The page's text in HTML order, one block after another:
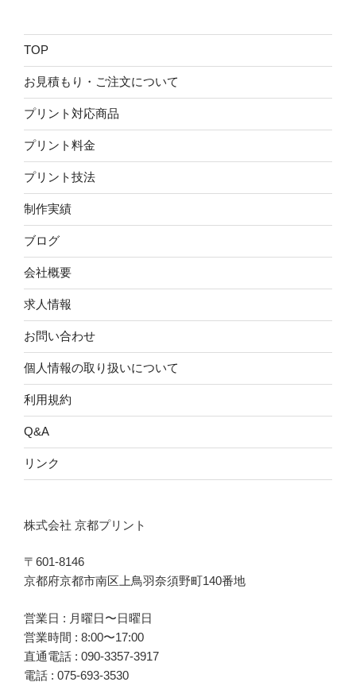
TOP
お見積もり・ご注文について
プリント対応商品
プリント料金
プリント技法
制作実績
ブログ
会社概要
求人情報
お問い合わせ
個人情報の取り扱いについて
利用規約
Q&A
リンク
株式会社 京都プリント
〒601-8146
京都府京都市南区上鳥羽奈須野町140番地
営業日 : 月曜日〜日曜日
営業時間 : 8:00〜17:00
直通電話 : 090-3357-3917
電話 : 075-693-3530